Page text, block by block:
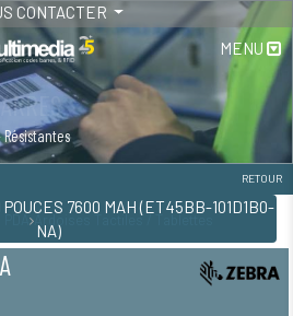
CONTACTER
MENU
7600 MAH (ET45BB-101D1B0-
NA)
RETOUR
Ardoises Tactiles / Tablettes